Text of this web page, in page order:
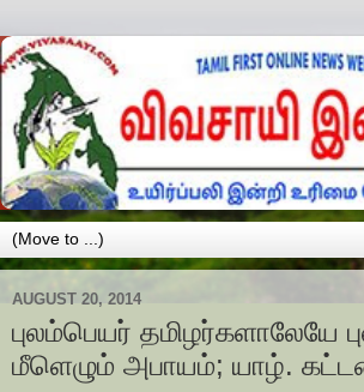
AUGUST 20, 2014
புலம்பெயர் தமிழர்களாலேயே
மீளெழும் அபாயம்; யாழ்.